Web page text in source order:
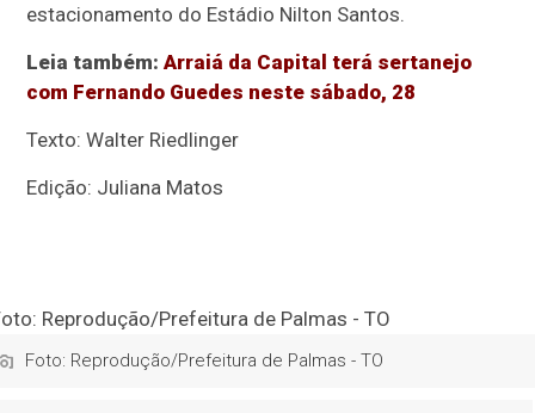
estacionamento do Estádio Nilton Santos.
Leia também: Arraiá da Capital terá sertanejo
com Fernando Guedes neste sábado, 28
Texto: Walter Riedlinger
Edição: Juliana Matos
Foto: Reprodução/Prefeitura de Palmas - TO